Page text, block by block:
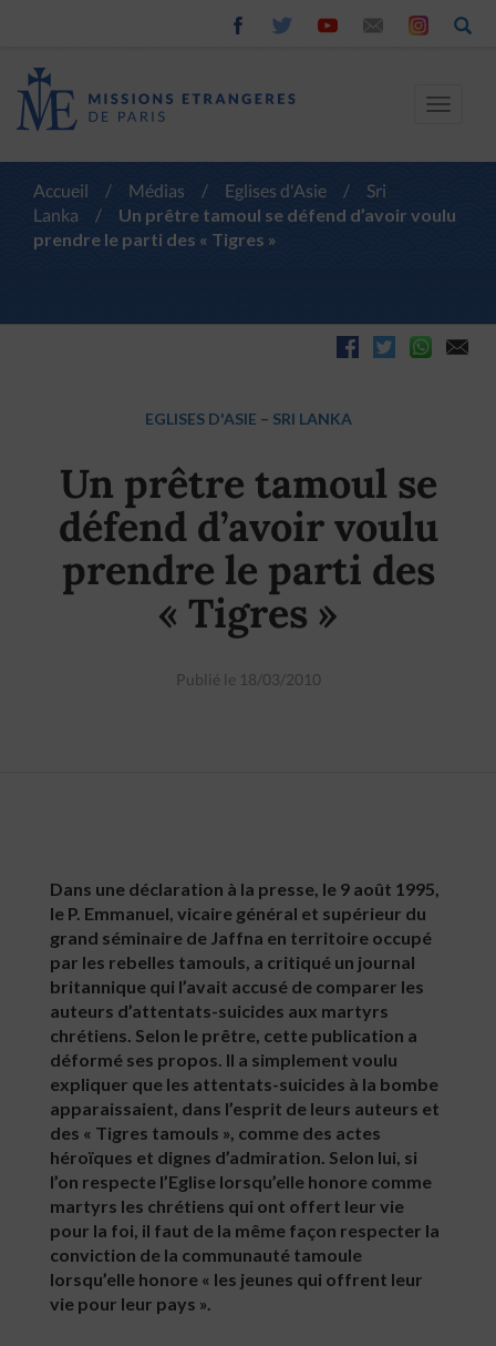
Toggle
Accueil / Médias / Eglises d'Asie /
Sri
Lanka
/
Un prêtre tamoul se défend d’avoir voulu
prendre le parti des « Tigres »
EGLISES D'ASIE – SRI LANKA
Un prêtre tamoul se
défend d’avoir voulu
prendre le parti des
« Tigres »
Publié le 18/03/2010
Dans une déclaration à la presse, le 9 août 1995,
le P. Emmanuel, vicaire général et supérieur du
grand séminaire de Jaffna en territoire occupé
par les rebelles tamouls, a critiqué un journal
britannique qui l’avait accusé de comparer les
auteurs d’attentats-suicides aux martyrs
chrétiens. Selon le prêtre, cette publication a
déformé ses propos. Il a simplement voulu
expliquer que les attentats-suicides à la bombe
apparaissaient, dans l’esprit de leurs auteurs et
des « Tigres tamouls », comme des actes
héroïques et dignes d’admiration. Selon lui, si
l’on respecte l’Eglise lorsqu’elle honore comme
martyrs les chrétiens qui ont offert leur vie
pour la foi, il faut de la même façon respecter la
conviction de la communauté tamoule
lorsqu’elle honore « les jeunes qui offrent leur
vie pour leur pays ».